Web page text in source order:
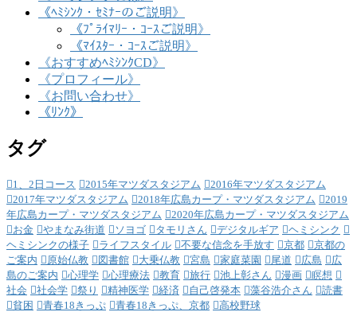
《ﾍﾐｼﾝｸ・ｾﾐﾅｰのご説明》
《ﾌﾟﾗｲﾏﾘｰ・ｺｰｽご説明》
《ﾏｲｽﾀｰ・ｺｰｽご説明》
《おすすめﾍﾐｼﾝｸCD》
《プロフィール》
《お問い合わせ》
《ﾘﾝｸ》
タグ
1、2日コース 2015年マツダスタジアム
2016年マツダスタジアム
2017年マツダスタジアム
2018年広島カープ・マツダスタジアム
2019
年広島カープ・マツダスタジアム
2020年広島カープ・マツダスタジアム
お金
やまなみ街道 ソヨゴ タモリさん デジタルギア
ヘミシンク
ヘミシンクの様子
ライフスタイル 不要な信念を手放す 京都
京都の
ご案内
原始仏教 図書館 大乗仏教 宮島 家庭菜園 尾道 広島
広
島のご案内
心理学 心理療法 教育 旅行 池上彰さん 漫画
瞑想
社会
社会学 祭り 精神医学 経済 自己啓発本 藻谷浩介さん
読書
貧困
青春18きっぷ 青春18きっぷ、京都 高校野球